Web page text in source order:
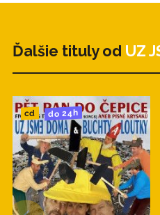
Ďalšie tituly od UZ
cd do 24h